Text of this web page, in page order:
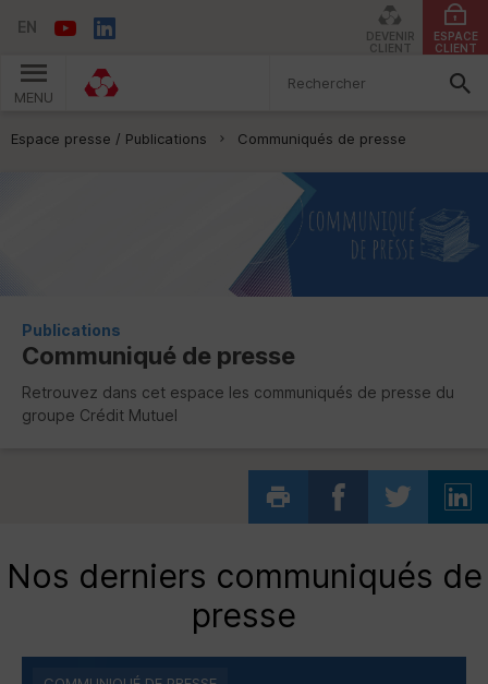
EN
DEVENIR
CLIENT
ESPACE
CLIENT
MENU
Vous êtes ici:
Espace presse / Publications Communiqués de presse
Publications
Communiqué de presse
Retrouvez dans cet espace les communiqués de presse du
groupe Crédit Mutuel
Nos derniers communiqués de
presse